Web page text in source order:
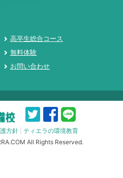
高卒生総合コース
無料体験
お問い合わせ
方針
ティエラの環境教育
All Rights Reserved.